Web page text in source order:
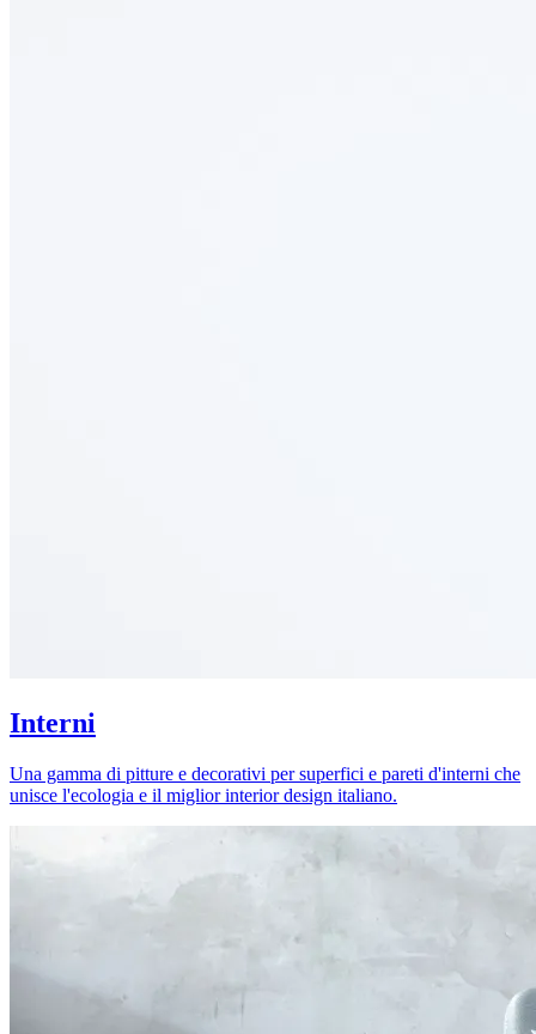
Interni
Una gamma di pitture e decorativi per superfici e pareti d'interni che
unisce l'ecologia e il miglior interior design italiano.